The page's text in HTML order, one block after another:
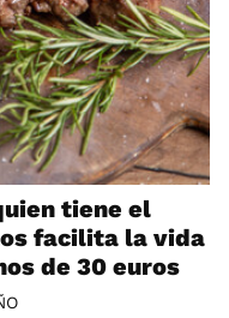
tiene el
facilita la vida
de 30 euros